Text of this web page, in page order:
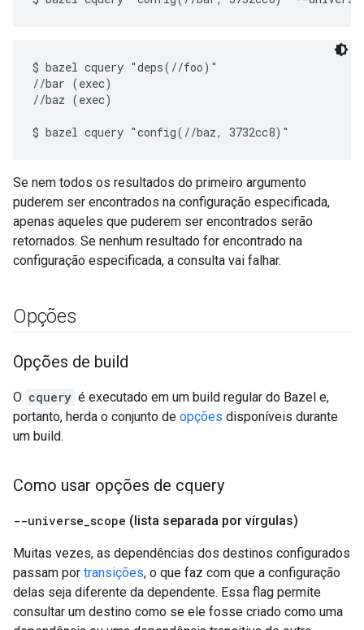
$ bazel cquery "deps(//foo)"
//bar (exec)
//baz (exec)
Se nem todos os resultados do primeiro argumento
puderem ser encontrados na configuração especificada,
apenas aqueles que puderem ser encontrados serão
retornados. Se nenhum resultado for encontrado na
configuração especificada, a consulta vai falhar.
Opções
Opções de build
O cquery é executado em um build regular do Bazel e,
portanto, herda o conjunto de opções disponíveis durante
um build.
Como usar opções de cquery
--universe_scope (lista separada por vírgulas)
Muitas vezes, as dependências dos destinos configurados
passam por transições, o que faz com que a configuração
delas seja diferente da dependente. Essa flag permite
consultar um destino como se ele fosse criado como uma